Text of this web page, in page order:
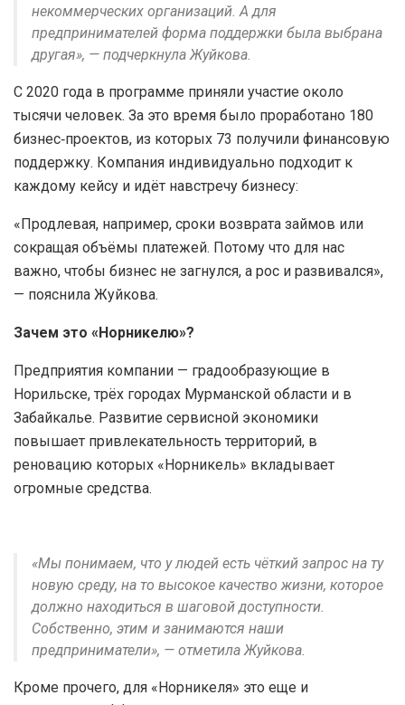
некоммерческих организаций. А для
предпринимателей форма поддержки была выбрана
другая», — подчеркнула Жуйкова.
С 2020 года в программе приняли участие около
тысячи человек. За это время было проработано 180
бизнес‑проектов, из которых 73 получили финансовую
поддержку. Компания индивидуально подходит к
каждому кейсу и идёт навстречу бизнесу:
«Продлевая, например, сроки возврата займов или
сокращая объёмы платежей. Потому что для нас
важно, чтобы бизнес не загнулся, а рос и развивался»,
— пояснила Жуйкова.
Зачем это «Норникелю»?
Предприятия компании — градообразующие в
Норильске, трёх городах Мурманской области и в
Забайкалье. Развитие сервисной экономики
повышает привлекательность территорий, в
реновацию которых «Норникель» вкладывает
огромные средства.
«Мы понимаем, что у людей есть чёткий запрос на ту
новую среду, на то высокое качество жизни, которое
должно находиться в шаговой доступности.
Собственно, этим и занимаются наши
предприниматели», — отметила Жуйкова.
Кроме прочего, для «Норникеля» это еще и